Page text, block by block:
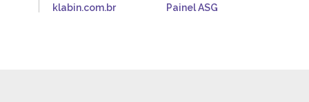
klabin.com.br Painel ASG